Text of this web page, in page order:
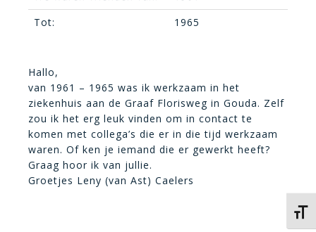
Tot:
1965
Hallo,
van 1961 – 1965 was ik werkzaam in het
ziekenhuis aan de Graaf Florisweg in Gouda. Zelf
zou ik het erg leuk vinden om in contact te
komen met collega’s die er in die tijd werkzaam
waren. Of ken je iemand die er gewerkt heeft?
Graag hoor ik van jullie.
Groetjes Leny (van Ast) Caelers